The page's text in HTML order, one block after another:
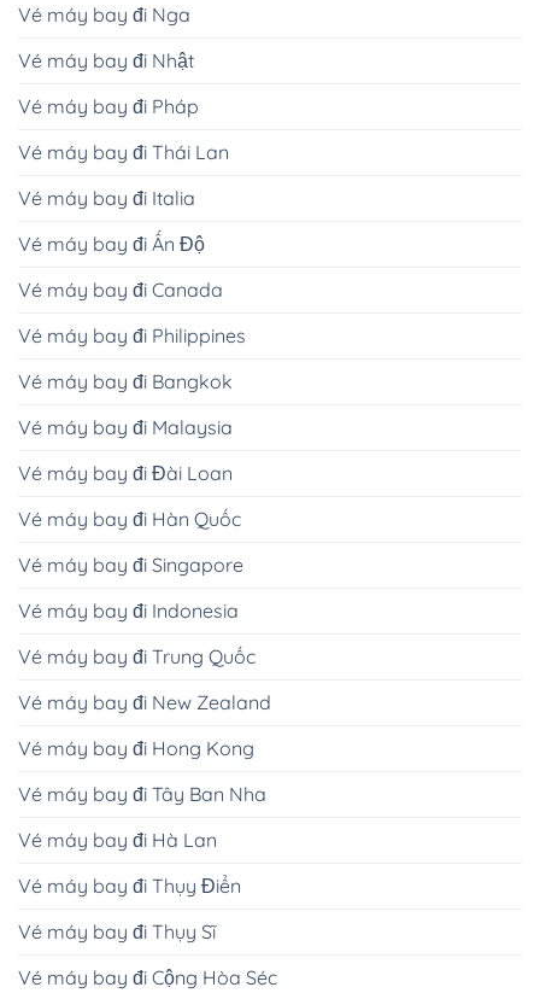
Vé máy bay đi Nga
Vé máy bay đi Nhật
Vé máy bay đi Pháp
Vé máy bay đi Thái Lan
Vé máy bay đi Italia
Vé máy bay đi Ấn Độ
Vé máy bay đi Canada
Vé máy bay đi Philippines
Vé máy bay đi Bangkok
Vé máy bay đi Malaysia
Vé máy bay đi Đài Loan
Vé máy bay đi Hàn Quốc
Vé máy bay đi Singapore
Vé máy bay đi Indonesia
Vé máy bay đi Trung Quốc
Vé máy bay đi New Zealand
Vé máy bay đi Hong Kong
Vé máy bay đi Tây Ban Nha
Vé máy bay đi Hà Lan
Vé máy bay đi Thụy Điển
Vé máy bay đi Thụy Sĩ
Vé máy bay đi Cộng Hòa Séc